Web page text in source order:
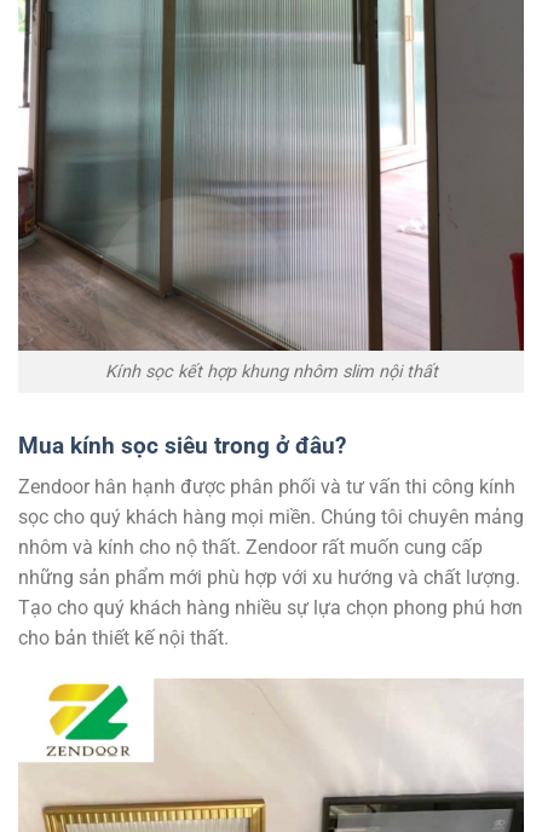
Kính sọc kết hợp khung nhôm slim nội thất
Mua kính sọc siêu trong ở đâu?
Zendoor hân hạnh được phân phối và tư vấn thi công kính
sọc cho quý khách hàng mọi miền. Chúng tôi chuyên mảng
nhôm và kính cho nộ thất. Zendoor rất muốn cung cấp
những sản phẩm mới phù hợp với xu hướng và chất lượng.
Tạo cho quý khách hàng nhiều sự lựa chọn phong phú hơn
cho bản thiết kế nội thất.